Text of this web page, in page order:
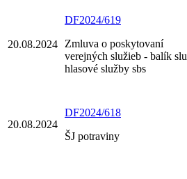
20.08.2024
DF2024/619
Zmluva o poskytovaní
verejných služieb - balík slu
hlasové služby sbs
20.08.2024
DF2024/618
ŠJ potraviny